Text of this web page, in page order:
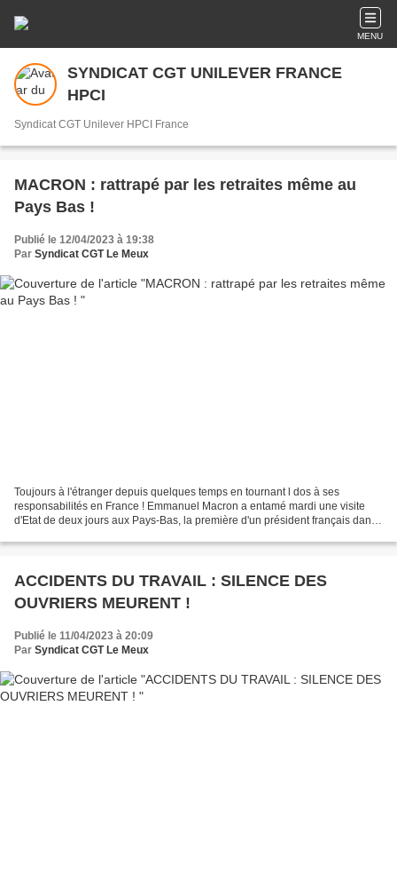
MENU
SYNDICAT CGT UNILEVER FRANCE
HPCI
Syndicat CGT Unilever HPCI France
MACRON : rattrapé par les retraites même au
Pays Bas !
Publié le 12/04/2023 à 19:38
Par Syndicat CGT Le Meux
Toujours à l'étranger depuis quelques temps en tournant l dos à ses
responsabilités en France ! Emmanuel Macron a entamé mardi une visite
d'Etat de deux jours aux Pays-Bas, la première d'un président français dans
ACCIDENTS DU TRAVAIL : SILENCE DES
OUVRIERS MEURENT !
Publié le 11/04/2023 à 20:09
Par Syndicat CGT Le Meux